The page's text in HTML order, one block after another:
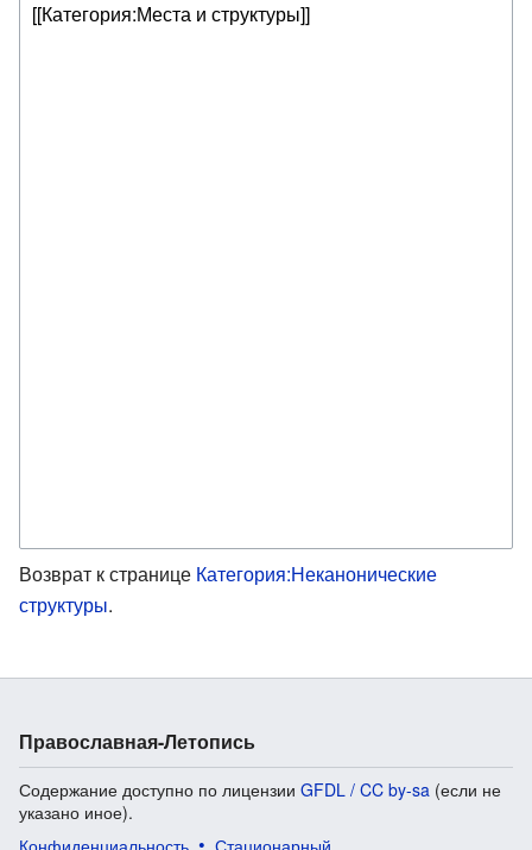
Возврат к странице Категория:Неканонические
структуры.
Православная-Летопись
Содержание доступно по лицензии GFDL / CC by-sa (если не
указано иное).